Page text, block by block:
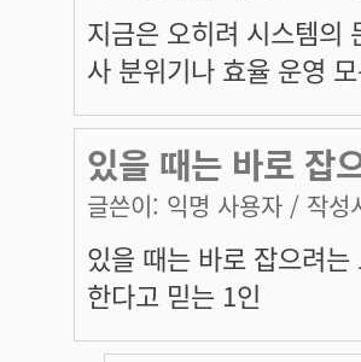
지금은 오히려 시스템의
사 분위기나 효율 운영
있을 때는 바로 잡
글쓴이: 익명 사용자 / 작성
있을 때는 바로 잡으려
한다고 믿는 1인